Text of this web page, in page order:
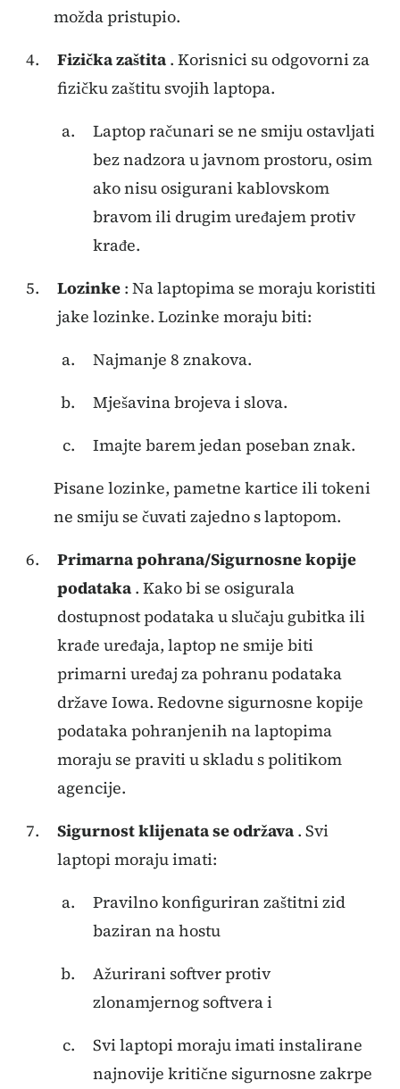
možda pristupio.
Fizička zaštita . Korisnici su odgovorni za
fizičku zaštitu svojih laptopa.
Laptop računari se ne smiju ostavljati
bez nadzora u javnom prostoru, osim
ako nisu osigurani kablovskom
bravom ili drugim uređajem protiv
krađe.
Lozinke : Na laptopima se moraju koristiti
jake lozinke. Lozinke moraju biti:
Najmanje 8 znakova.
Mješavina brojeva i slova.
Imajte barem jedan poseban znak.
Pisane lozinke, pametne kartice ili tokeni
ne smiju se čuvati zajedno s laptopom.
Primarna pohrana/Sigurnosne kopije
podataka . Kako bi se osigurala
dostupnost podataka u slučaju gubitka ili
krađe uređaja, laptop ne smije biti
primarni uređaj za pohranu podataka
države Iowa. Redovne sigurnosne kopije
podataka pohranjenih na laptopima
moraju se praviti u skladu s politikom
agencije.
Sigurnost klijenata se održava . Svi
laptopi moraju imati:
Pravilno konfiguriran zaštitni zid
baziran na hostu
Ažurirani softver protiv
zlonamjernog softvera i
Svi laptopi moraju imati instalirane
najnovije kritične sigurnosne zakrpe